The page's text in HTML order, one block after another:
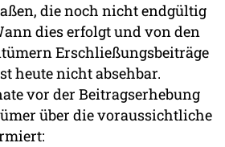
die noch nicht endgültig
dies erfolgt und von den
Erschließungsbeiträge
heute nicht absehbar.
vor der Beitragserhebung
über die voraussichtliche